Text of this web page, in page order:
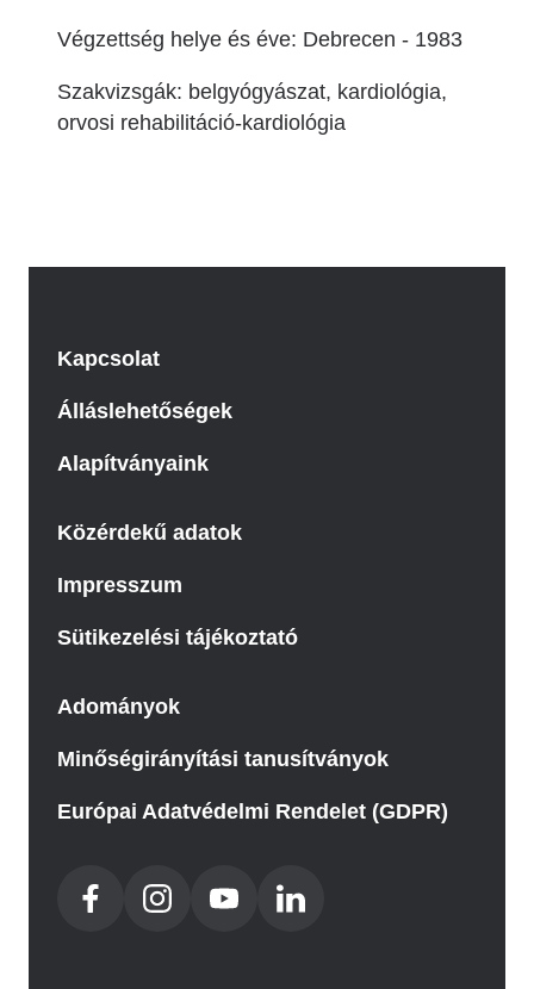
Végzettség helye és éve: Debrecen - 1983
Szakvizsgák: belgyógyászat, kardiológia,
orvosi rehabilitáció-kardiológia
Kapcsolat
Álláslehetőségek
Alapítványaink
Közérdekű adatok
Impresszum
Sütikezelési tájékoztató
Adományok
Minőségirányítási tanusítványok
Európai Adatvédelmi Rendelet (GDPR)